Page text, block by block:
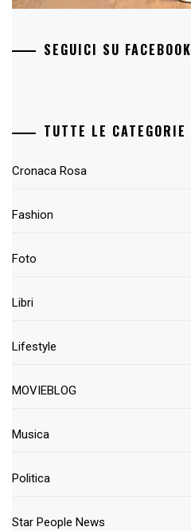
SEGUICI SU FACEBOOK
TUTTE LE CATEGORIE
Cronaca Rosa
Fashion
Foto
Libri
Lifestyle
MOVIEBLOG
Musica
Politica
Star People News